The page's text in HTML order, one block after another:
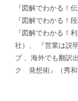
『図解でわかる！
『図解でわかる！
『図解でわかる！
社）、 『営業は説
ブ 、海外でも翻訳
ク 発想術』（秀和